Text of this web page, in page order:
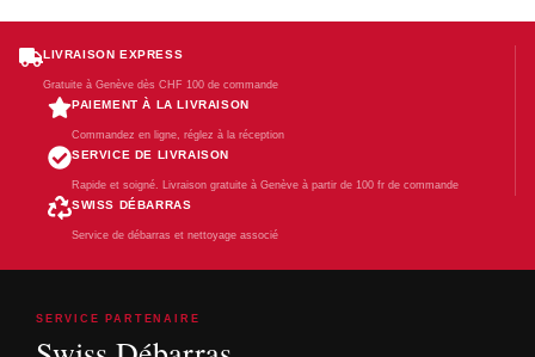
LIVRAISON EXPRESS
Gratuite à Genève dès CHF 100 de commande
PAIEMENT À LA LIVRAISON
Commandez en ligne, réglez à la réception
SERVICE DE LIVRAISON
Rapide et soigné. Livraison gratuite à Genève à partir de 100 fr de commande
SWISS DÉBARRAS
Service de débarras et nettoyage associé
SERVICE PARTENAIRE